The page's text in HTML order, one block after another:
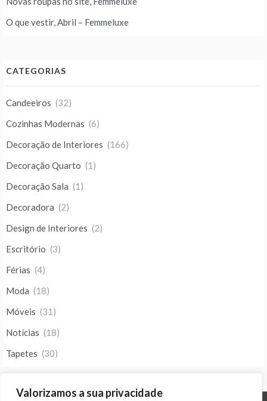
Valorizamos a sua privacidade
O que vestir, Abril – Femmeluxe
CATEGORIAS
Candeeiros (32)
Cozinhas Modernas (6)
Decoração de Interiores (166)
Decoração Quarto (1)
Decoração Sala (1)
Decoradora (2)
Design de Interiores (2)
Escritório (3)
Férias (4)
Moda (18)
Móveis (31)
Notícias (18)
Tapetes (30)